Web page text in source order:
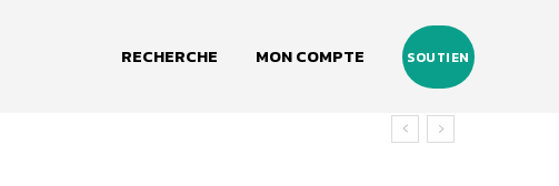
RECHERCHE MON COMPTE SOUTIEN
du vivant